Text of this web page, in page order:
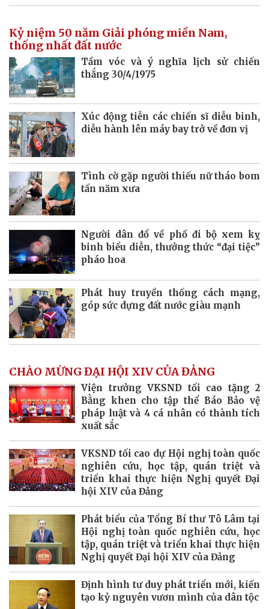
Kỷ niệm 50 năm Giải phóng miền Nam,
thống nhất đất nước
Tầm vóc và ý nghĩa lịch sử chiến
thắng 30/4/1975
Xúc động tiễn các chiến sĩ diễu binh,
diễu hành lên máy bay trở về đơn vị
Tình cờ gặp người thiếu nữ tháo bom
tấn năm xưa
Người dân đổ về phố đi bộ xem kỵ
binh biểu diễn, thưởng thức “đại tiệc”
pháo hoa
Phát huy truyền thống cách mạng,
góp sức dựng đất nước giàu mạnh
CHÀO MỪNG ĐẠI HỘI XIV CỦA ĐẢNG
Viện trưởng VKSND tối cao tặng 2
Bằng khen cho tập thể Báo Bảo vệ
pháp luật và 4 cá nhân có thành tích
xuất sắc
VKSND tối cao dự Hội nghị toàn quốc
nghiên cứu, học tập, quán triệt và
triển khai thực hiện Nghị quyết Đại
hội XIV của Đảng
Phát biểu của Tổng Bí thư Tô Lâm tại
Hội nghị toàn quốc nghiên cứu, học
tập, quán triệt và triển khai thực hiện
Nghị quyết Đại hội XIV của Đảng
Định hình tư duy phát triển mới, kiến
tạo kỷ nguyên vươn mình của dân tộc